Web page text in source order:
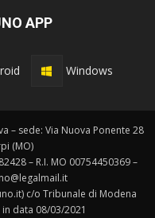
APP
Windows
– sede: Via Nuova Ponente 28
(MO)
– R.I. MO 00754450369 –
c/o Tribunale di Modena
data 08/03/2021